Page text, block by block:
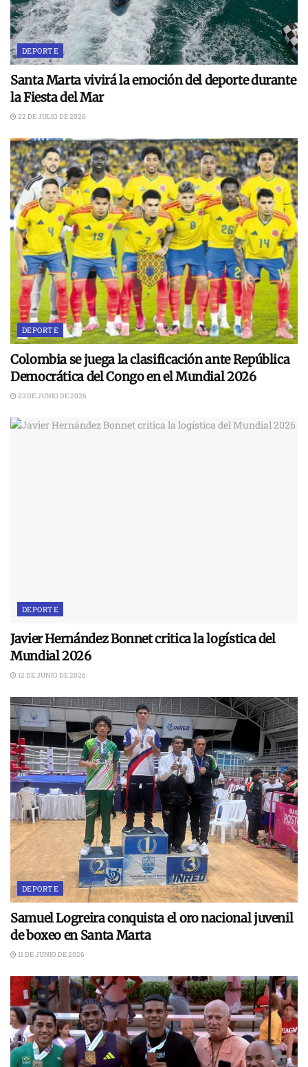
DEPORTE
Santa Marta vivirá la emoción del deporte durante
la Fiesta del Mar
22 DE JULIO DE 2026
DEPORTE
Colombia se juega la clasificación ante República
Democrática del Congo en el Mundial 2026
23 DE JUNIO DE 2026
DEPORTE
Javier Hernández Bonnet critica la logística del
Mundial 2026
12 DE JUNIO DE 2026
DEPORTE
Samuel Logreira conquista el oro nacional juvenil
de boxeo en Santa Marta
11 DE JUNIO DE 2026